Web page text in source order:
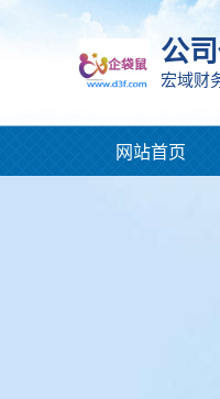
公
宏域财
网站首页